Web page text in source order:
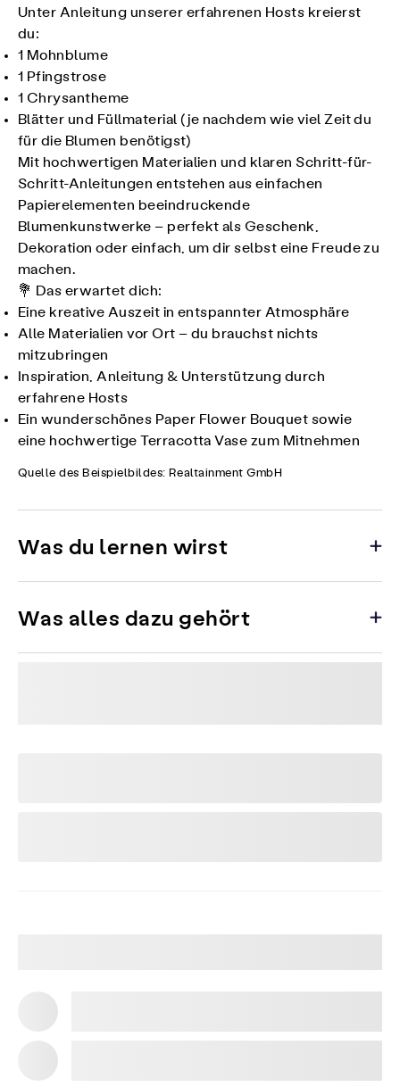
Unter Anleitung unserer erfahrenen Hosts kreierst
du:
1 Mohnblume
1 Pfingstrose
1 Chrysantheme
Blätter und Füllmaterial (je nachdem wie viel Zeit du
für die Blumen benötigst)
Mit hochwertigen Materialien und klaren Schritt-für-
Schritt-Anleitungen entstehen aus einfachen
Papierelementen beeindruckende
Blumenkunstwerke – perfekt als Geschenk,
Dekoration oder einfach, um dir selbst eine Freude zu
machen.
💐 Das erwartet dich:
Eine kreative Auszeit in entspannter Atmosphäre
Alle Materialien vor Ort – du brauchst nichts
mitzubringen
Inspiration, Anleitung & Unterstützung durch
erfahrene Hosts
Ein wunderschönes Paper Flower Bouquet sowie
eine hochwertige Terracotta Vase zum Mitnehmen
Quelle des Beispielbildes: Realtainment GmbH
Was du lernen wirst
Was alles dazu gehört